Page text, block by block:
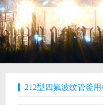
212型四氟波纹管釜